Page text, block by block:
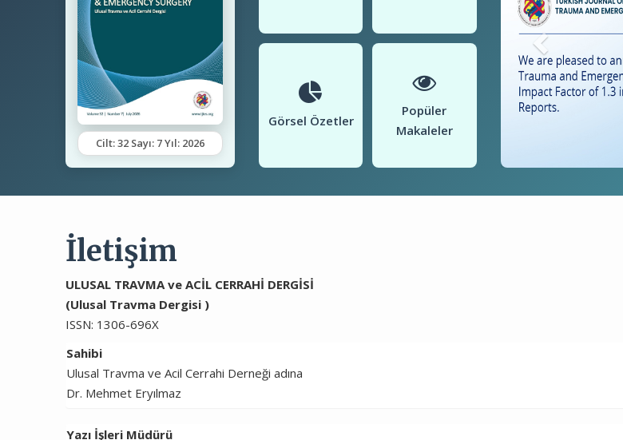
Cilt: 32 Sayı: 7 Yıl: 2026
Görsel Özetler
Popüler
Makaleler
İletişim
ULUSAL TRAVMA ve ACİL CERRAHİ DERGİSİ
(Ulusal Travma Dergisi )
ISSN: 1306-696X
Sahibi
Ulusal Travma ve Acil Cerrahi Derneği adına
Dr. Mehmet Eryılmaz
Yazı İşleri Müdürü